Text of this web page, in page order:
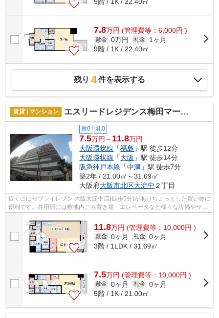
7.8万円 (管理費等：6,000円 )
敷金 0万円 礼金
1ヶ月
9階 / 1K / 22.40㎡
残り 4件を表示する
賃貸 | マンション エスリードレジデンス梅田マークス
敷0 礼0
7.5万円～ 11.8万円
大阪環状線 「福島 」駅 徒歩12分
大阪環状線 「大阪 」駅 徒歩14分
阪急神戸本線 「中津 」駅 徒歩7分
築2年 / 21.00㎡～31.69㎡
大阪府大阪市北区大淀中 ２丁目
近くにはセブンイレブン 大阪大淀中店(徒歩5分)がありちょっとした買い物に
便利です。共用部には敷地内ごみ置き場・エレベータなど様々な設備やサー
11.8万円 (管理費等：10,000円 )
敷金 0ヶ月 礼金 0ヶ月
3階 / 1LDK / 31.69㎡
7.5万円 (管理費等：10,000円 )
敷金 0ヶ月 礼金 0ヶ月
5階 / 1K / 21.00㎡